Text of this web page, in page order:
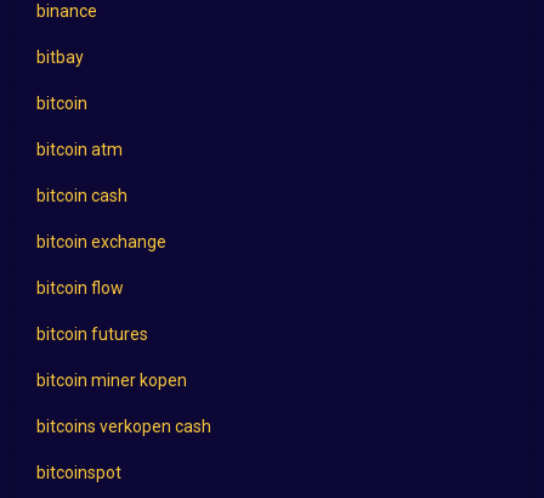
binance
bitbay
bitcoin
bitcoin atm
bitcoin cash
bitcoin exchange
bitcoin flow
bitcoin futures
bitcoin miner kopen
bitcoins verkopen cash
bitcoinspot